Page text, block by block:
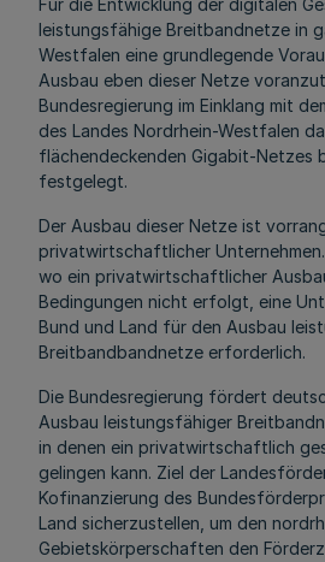
Für die Entwicklung der digitalen
leistungsfähige Breitbandnetze in
Westfalen eine grundlegende
Ausbau eben dieser Netze
Bundesregierung im Einklang mit
des Landes Nordrhein-Westfalen
flächendeckenden Gigabit-Netzes
festgelegt.
Der Ausbau dieser Netze ist
privatwirtschaftlicher
wo ein privatwirtschaftlicher
Bedingungen nicht erfolgt, eine
Bund und Land für den Ausbau
Breitbandbandnetze erforderlich.
Die Bundesregierung fördert
Ausbau leistungsfähiger
in denen ein privatwirtschaftlich
gelingen kann. Ziel der
Kofinanzierung des
Land sicherzustellen, um den
Gebietskörperschaften den